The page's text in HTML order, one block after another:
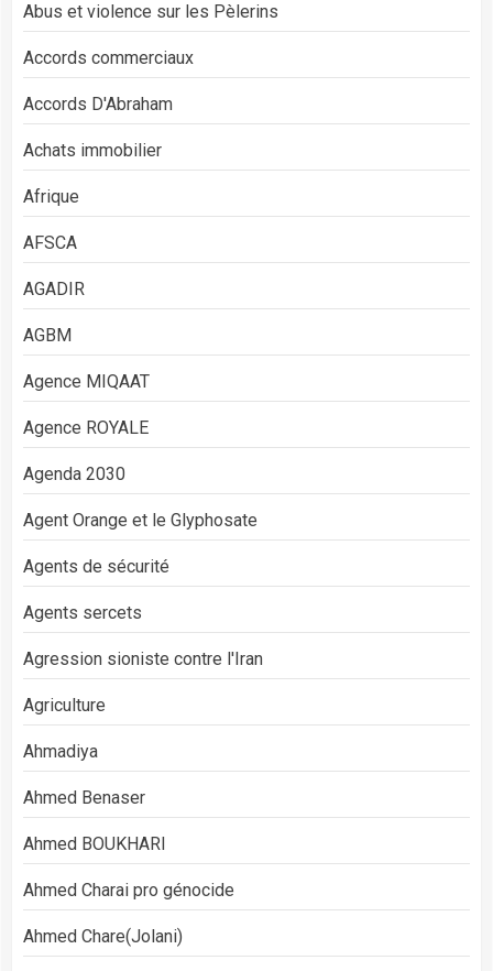
Abus et violence sur les Pèlerins
Accords commerciaux
Accords D'Abraham
Achats immobilier
Afrique
AFSCA
AGADIR
AGBM
Agence MIQAAT
Agence ROYALE
Agenda 2030
Agent Orange et le Glyphosate
Agents de sécurité
Agents sercets
Agression sioniste contre l'Iran
Agriculture
Ahmadiya
Ahmed Benaser
Ahmed BOUKHARI
Ahmed Charai pro génocide
Ahmed Chare(Jolani)